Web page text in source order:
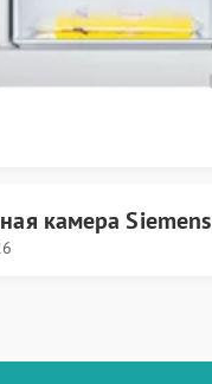
камера Siemens